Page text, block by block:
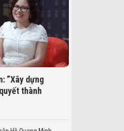
”Xây dựng
thành